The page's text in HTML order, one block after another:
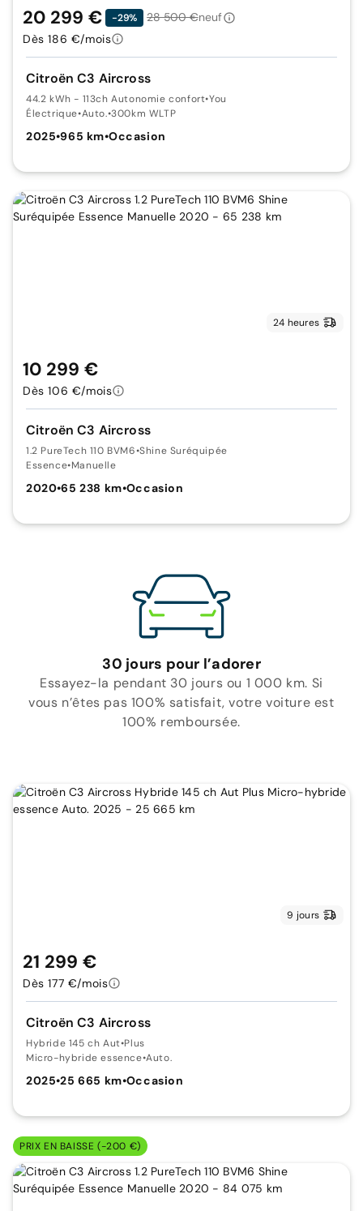
Citroën C3 Aircross
44.2 kWh - 113ch Autonomie confort•You
Électrique•Auto.•300km WLTP
2025•965 km•Occasion
20 299 € -29% 28 500 €neuf
Dès 186 €/mois
24 heures
Citroën C3 Aircross
1.2 PureTech 110 BVM6•Shine Suréquipée
Essence•Manuelle
2020•65 238 km•Occasion
10 299 €
Dès 106 €/mois
30 jours pour l’adorer
Essayez-la pendant 30 jours ou 1 000 km. Si
vous n’êtes pas 100% satisfait, votre voiture est
100% remboursée.
9 jours
Citroën C3 Aircross
Hybride 145 ch Aut•Plus
Micro-hybride essence•Auto.
2025•25 665 km•Occasion
21 299 €
Dès 177 €/mois
PRIX EN BAISSE (-200 €)